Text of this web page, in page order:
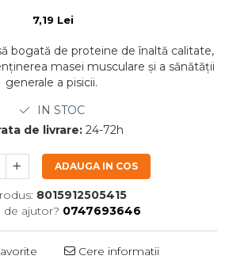
7,19 Lei
bogată de proteine de înaltă calitate,
masei musculare și a sănătății
generale a pisicii.
IN STOC
de livrare: 24-72h
ADAUGA IN COS
8015912505415
de ajutor? 0747693646
Cere informatii